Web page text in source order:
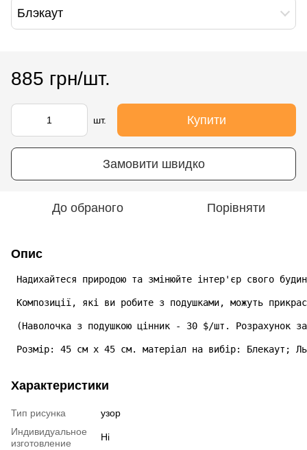
Блэкаут
885 грн/шт.
шт. Купити
Замовити швидко
До обраного Порівняти
Опис
Надихайтеся природою та змінюйте інтер'єр свого
Композиції, які ви робите з подушками, можуть
(Наволочка з подушкою цінник - 30 $/шт. Розрахунок
Розмір: 45 см х 45 см. матеріал на вибір: Блекаут;
Характеристики
Тип рисунка
узор
Индивидуальное
изготовление
Ні